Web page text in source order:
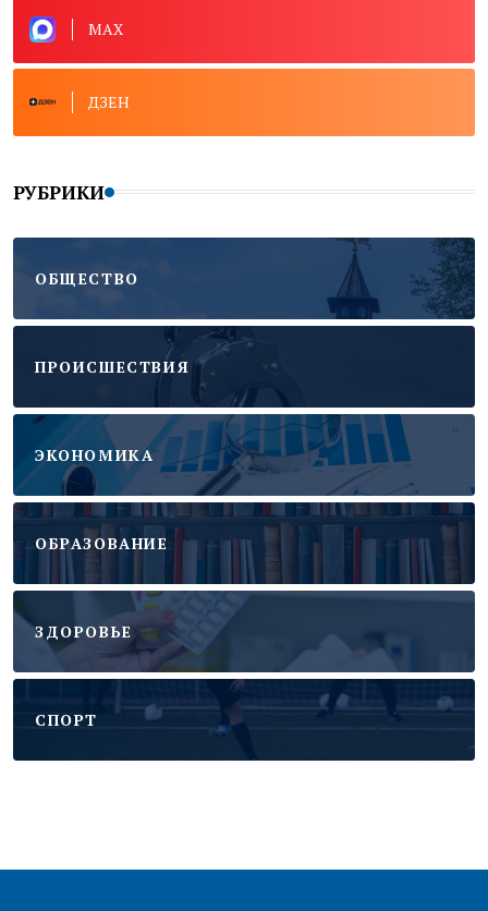
MAX
ДЗЕН
РУБРИКИ
ОБЩЕСТВО
ПРОИСШЕСТВИЯ
ЭКОНОМИКА
ОБРАЗОВАНИЕ
ЗДОРОВЬЕ
CПОРТ